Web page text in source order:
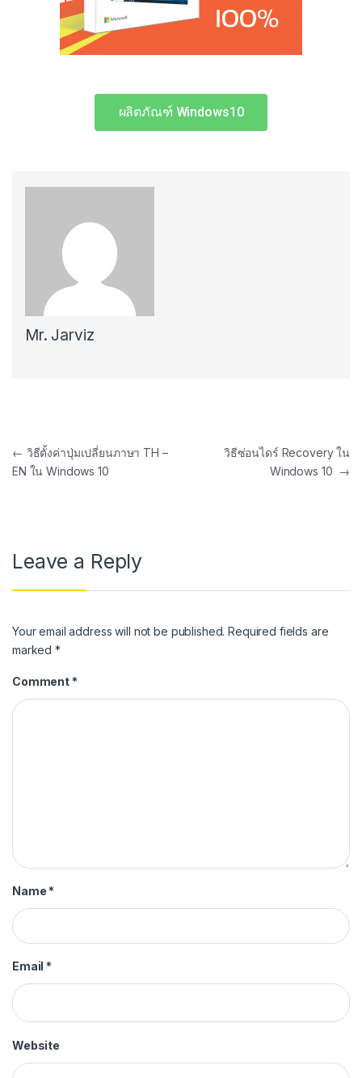
ผลิตภัณฑ์ Windows10
Mr. Jarviz
← วิธีตั้งค่าปุ่มเปลี่ยนภาษา TH –
EN ใน Windows 10
วิธีซ่อนไดร์ Recovery ใน
Windows 10 →
Leave a Reply
Your email address will not be published. Required fields are
marked*
Comment *
Name *
Email *
Website